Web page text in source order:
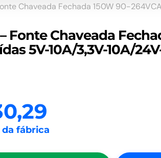
Chaveada Fechada 150W 90-
Fonte Chaveada
5V-10A/3,3V-10A/
fábrica